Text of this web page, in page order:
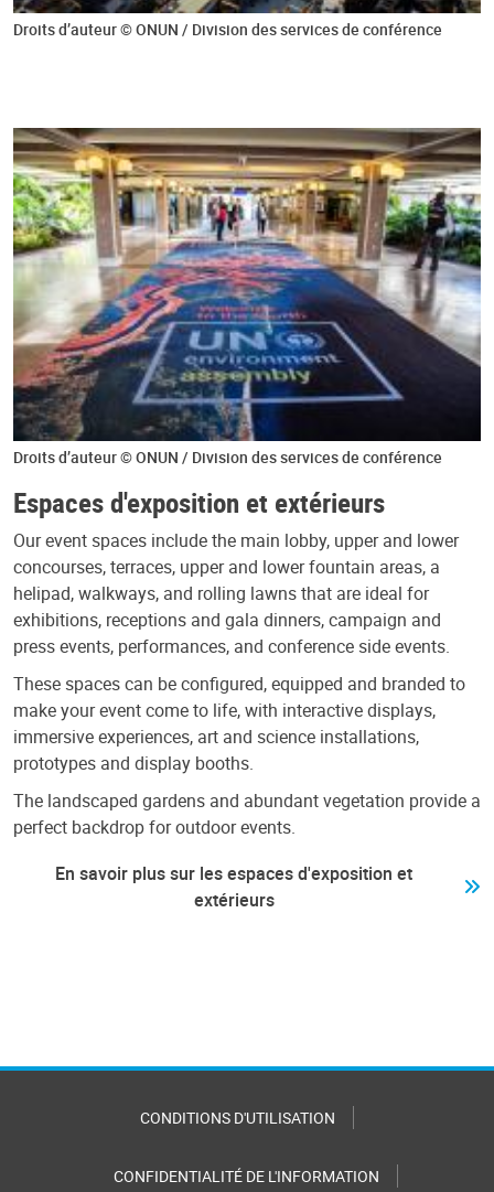
Droits d’auteur © ONUN / Division des services de conférence
Droits d’auteur © ONUN / Division des services de conférence
Espaces d'exposition et extérieurs
Our event spaces include the main lobby, upper and lower
concourses, terraces, upper and lower fountain areas, a
helipad, walkways, and rolling lawns that are ideal for
exhibitions, receptions and gala dinners, campaign and
press events, performances, and conference side events.
These spaces can be configured, equipped and branded to
make your event come to life, with interactive displays,
immersive experiences, art and science installations,
prototypes and display booths.
The landscaped gardens and abundant vegetation provide a
perfect backdrop for outdoor events.
En savoir plus sur les espaces d'exposition et
extérieurs
CONDITIONS D'UTILISATION
CONFIDENTIALITÉ DE L'INFORMATION